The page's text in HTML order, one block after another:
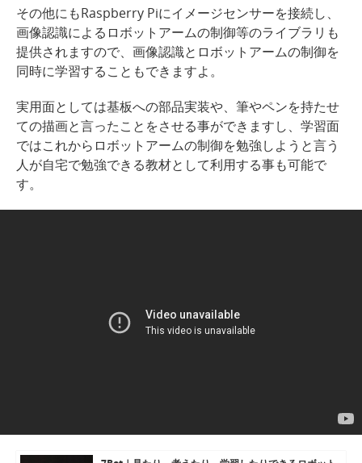
その他にもRaspberry Piにイメージセンサーを接続し、
画像認識によるロボットアームの制御等のライブラリも
提供されますので、画像認識とロボットアームの制御を
同時に学習することもできますよ。
実用面としては基板への部品実装や、筆やペンを持たせ
ての描画と言ったことをさせる事ができますし、学習面
ではこれからロボットアームの制御を勉強しようと言う
人が自宅で勉強できる教材として利用する事も可能で
す。